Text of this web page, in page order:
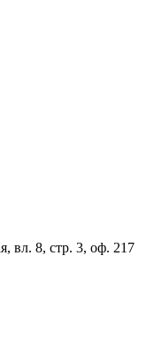
вл. 8, стр. 3, оф. 217